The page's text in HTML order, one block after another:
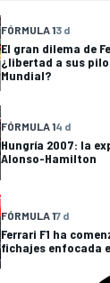
FÓRMULA 13 d
El gran dilema de
¿libertad a sus
Mundial?
FÓRMULA 14 d
Hungría 2007: la
Alonso-Hamilton
FÓRMULA 17 d
Ferrari F1 ha
fichajes enfocada